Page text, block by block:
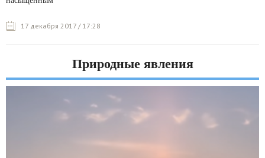
17 декабря 2017 / 17:28
Природные явления